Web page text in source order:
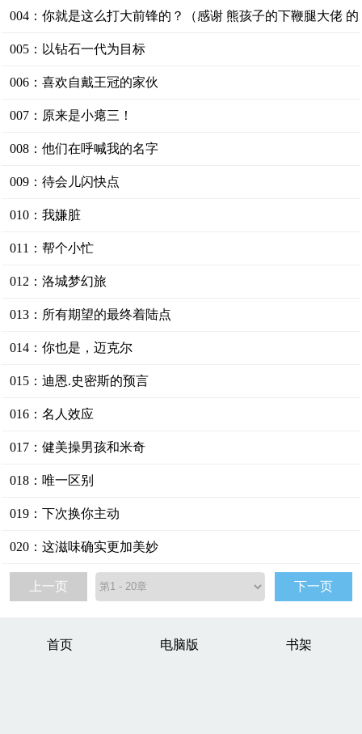
004：你就是这么打大前锋的？（感谢 熊孩子的下鞭腿大佬 的
盟主）
005：以钻石一代为目标
006：喜欢自戴王冠的家伙
007：原来是小瘪三！
008：他们在呼喊我的名字
009：待会儿闪快点
010：我嫌脏
011：帮个小忙
012：洛城梦幻旅
013：所有期望的最终着陆点
014：你也是，迈克尔
015：迪恩.史密斯的预言
016：名人效应
017：健美操男孩和米奇
018：唯一区别
019：下次换你主动
020：这滋味确实更加美妙
上一页 下一页
首页 电脑版 书架